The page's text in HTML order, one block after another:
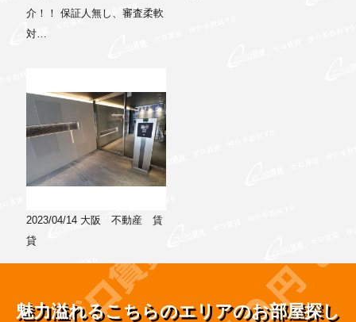
介！！ 保証人無し、審査柔軟
対…
2023/04/14 大阪 不動産 賃
貸
魅力溢れるこちらのエリアのお部屋探し